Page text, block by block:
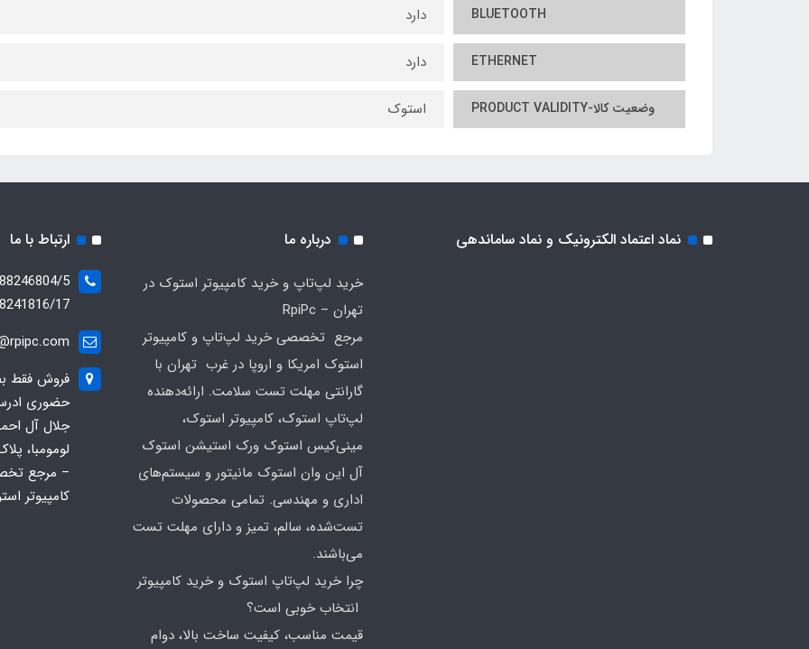
BLUETOOTH دارد
ETHERNET دارد
وضعیت کالا-PRODUCT VALIDITY استوک
نماد اعتماد الکترونیک و نماد ساماندهی درباره ما
خرید لپ‌تاپ و خرید کامپیوتر استوک در
تهران – RpiPc
مرجع تخصصی خرید لپ‌تاپ و کامپیوتر
استوک امریکا و اروپا در غرب تهران با
گارانتی مهلت تست سلامت. ارائه‌دهنده
لپ‌تاپ استوک، کامپیوتر استوک،
مینی‌کیس استوک ورک استیشن استوک
آل این وان استوک مانیتور و سیستم‌های
اداری و مهندسی. تمامی محصولات
تست‌شده، سالم، تمیز و دارای مهلت تست
می‌باشند.
چرا خرید لپ‌تاپ استوک و خرید کامپیوتر
انتخاب خوبی است؟
قیمت مناسب، کیفیت ساخت بالا، دوام
ارتباط با ما
17
فروش فقط
حضوری ادرس
جلال آل
– مرجع
کامپیوتر